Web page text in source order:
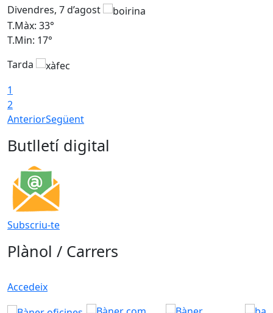
Divendres, 7 d’agost
T.Màx: 33°
T.Min: 17°
Tarda
1
2
AnteriorSegüent
Butlletí digital
Subscriu-te
Plànol / Carrers
Accedeix